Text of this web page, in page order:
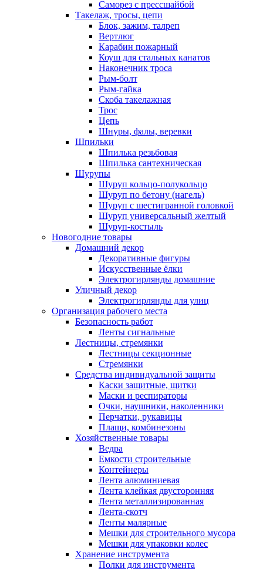
Саморез с прессшайбой
Такелаж, тросы, цепи
Блок, зажим, талреп
Вертлюг
Карабин пожарный
Коуш для стальных канатов
Наконечник троса
Рым-болт
Рым-гайка
Скоба такелажная
Трос
Цепь
Шнуры, фалы, веревки
Шпильки
Шпилька резьбовая
Шпилька сантехническая
Шурупы
Шуруп кольцо-полукольцо
Шуруп по бетону (нагель)
Шуруп с шестигранной головкой
Шуруп универсальный желтый
Шуруп-костыль
Новогодние товары
Домашний декор
Декоративные фигуры
Искусственные ёлки
Электрогирлянды домашние
Уличный декор
Электрогирлянды для улиц
Организация рабочего места
Безопасность работ
Ленты сигнальные
Лестницы, стремянки
Лестницы секционные
Стремянки
Средства индивидуальной защиты
Каски защитные, щитки
Маски и респираторы
Очки, наушники, наколенники
Перчатки, рукавицы
Плащи, комбинезоны
Хозяйственные товары
Ведра
Емкости строительные
Контейнеры
Лента алюминиевая
Лента клейкая двусторонняя
Лента металлизированная
Лента-скотч
Ленты малярные
Мешки для строительного мусора
Мешки для упаковки колес
Хранение инструмента
Полки для инструмента